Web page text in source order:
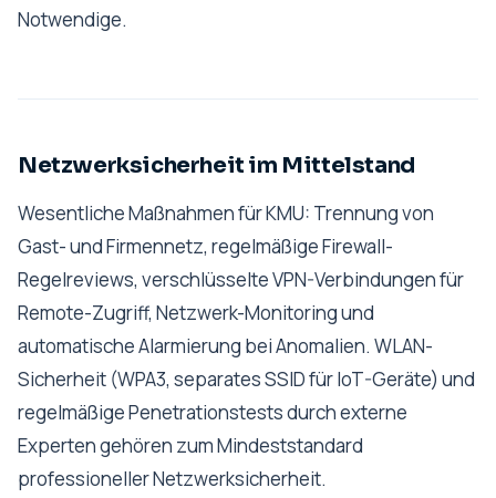
Notwendige.
Netzwerksicherheit im Mittelstand
Wesentliche Maßnahmen für KMU: Trennung von
Gast- und Firmennetz, regelmäßige Firewall-
Regelreviews, verschlüsselte VPN-Verbindungen für
Remote-Zugriff, Netzwerk-Monitoring und
automatische Alarmierung bei Anomalien. WLAN-
Sicherheit (WPA3, separates SSID für IoT-Geräte) und
regelmäßige Penetrationstests durch externe
Experten gehören zum Mindeststandard
professioneller Netzwerksicherheit.